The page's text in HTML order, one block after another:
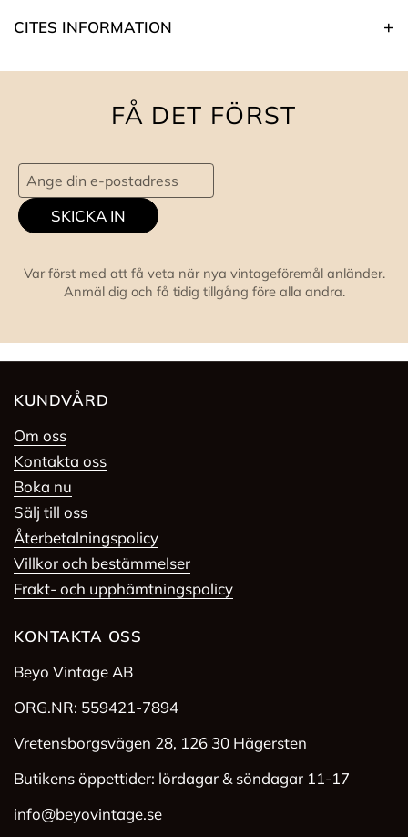
CITES INFORMATION
FÅ DET FÖRST
SKICKA IN
Var först med att få veta när nya vintageföremål anländer.
Anmäl dig och få tidig tillgång före alla andra.
KUNDVÅRD
Om oss
Kontakta oss
Boka nu
Sälj till oss
Återbetalningspolicy
Villkor och bestämmelser
Frakt- och upphämtningspolicy
KONTAKTA OSS
Beyo Vintage AB
ORG.NR: 559421-7894
Vretensborgsvägen 28, 126 30 Hägersten
Butikens öppettider: lördagar & söndagar 11-17
info@beyovintage.se